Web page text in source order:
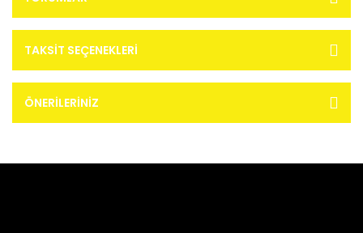
TAKSIT SEÇENEKLERI
ÖNERILERINIZ